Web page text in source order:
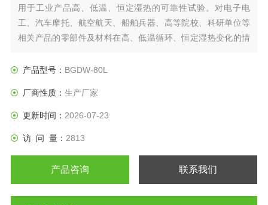
用于工业产品高、低温、恒定湿热的可靠性试验。对电子电
工、汽车摩托、航空航天、船舶兵器、高等院校、科研单位等
相关产品的零部件及材料在高、低温循环、恒定湿热变化的情
其性能指标均达到国家标准GB10592-89高低温试验箱技术条
产品型号： BGDW-80L
厂商性质： 生产厂家
更新时间： 2026-07-23
访 问 量： 2813
产品咨询 联系我们